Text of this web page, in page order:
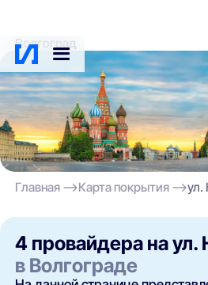
Волгоград
Главная Карта покрытия ул.
4 провайдера на ул.
в Волгограде